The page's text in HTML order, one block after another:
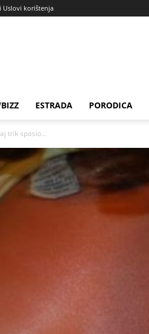
Uslovi korištenja
ESTRADA PORODICA
trik spasio...